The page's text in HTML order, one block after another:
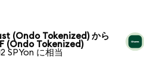
(Ondo Tokenized) から
(Ondo Tokenized)
SPYon に相当